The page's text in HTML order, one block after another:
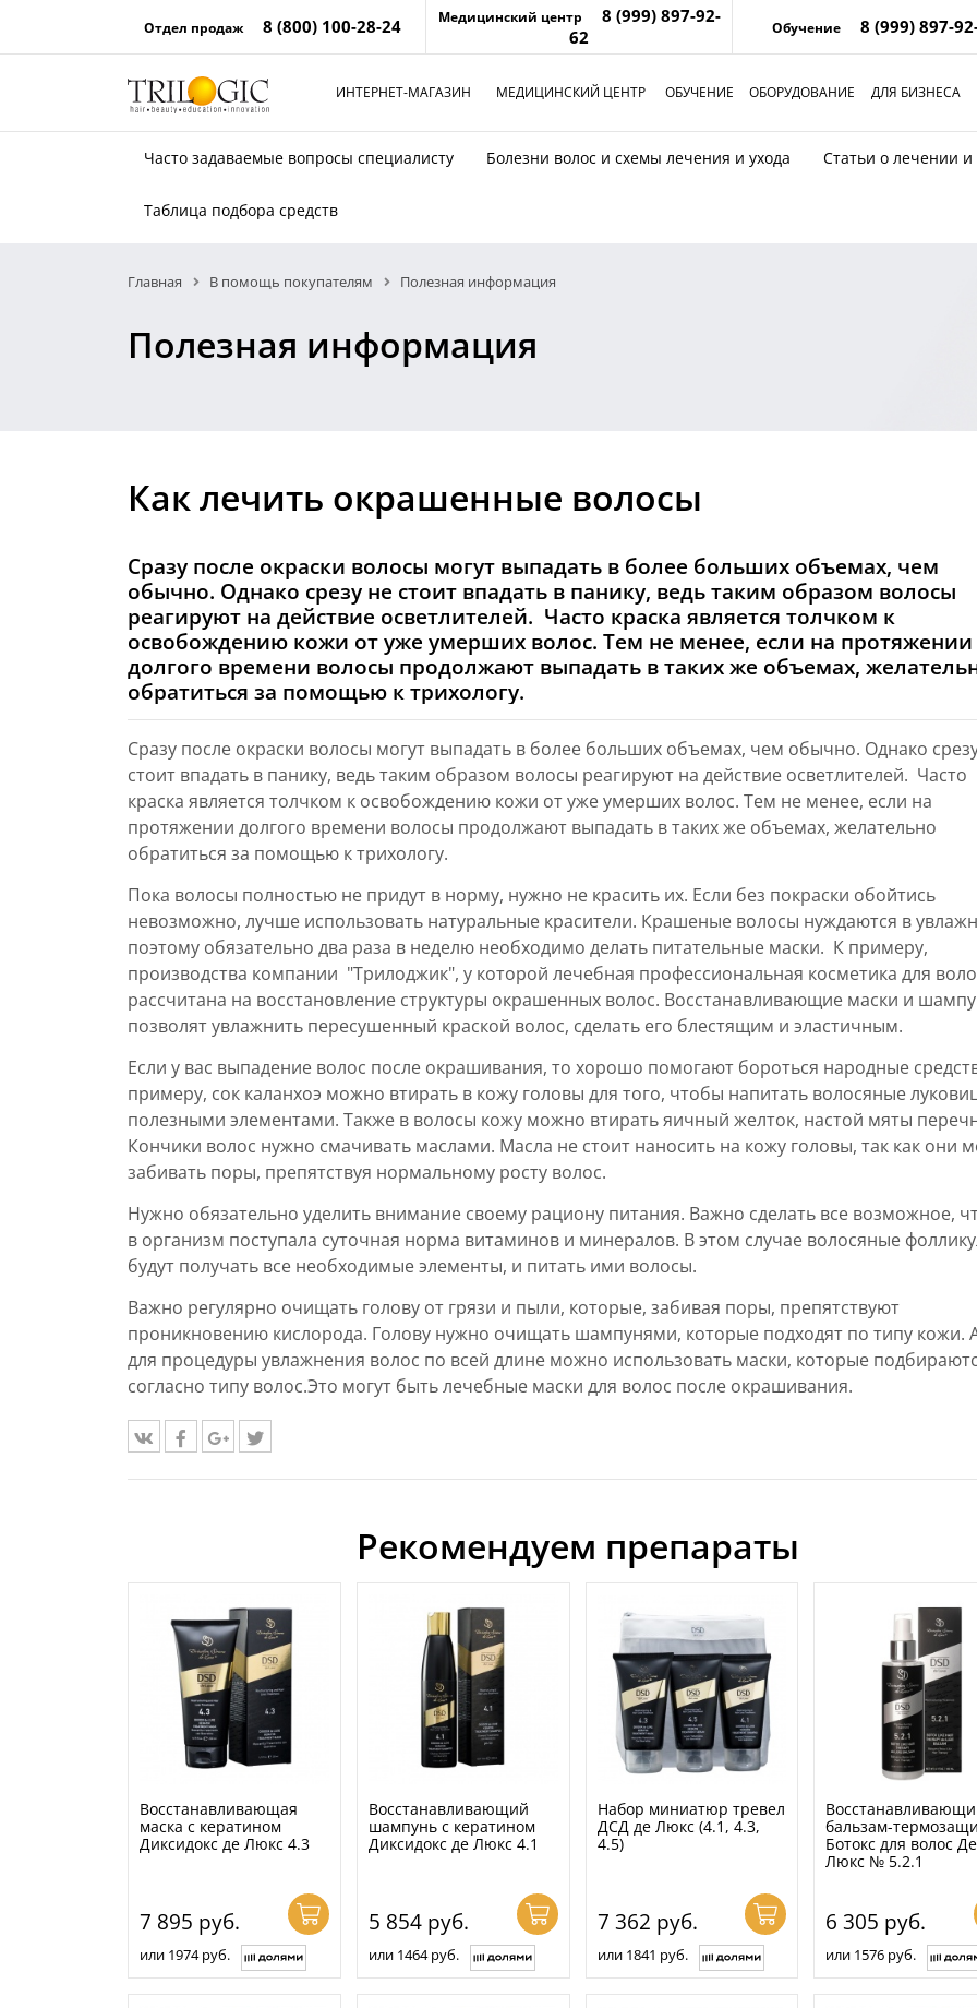
Отдел продаж 8 (800) 100-28-24 Медицинский центр
8 (999) 897-92-
62
Обучение 8 (999) 897-
ИНТЕРНЕТ-МАГАЗИН МЕДИЦИНСКИЙ ЦЕНТР ОБУЧЕНИЕ ОБОРУДОВАНИЕ ДЛЯ БИЗНЕСА
Часто задаваемые вопросы специалисту Болезни волос и схемы лечения и ухода Статьи о лечении и
Таблица подбора средств
Главная В помощь покупателям Полезная информация
Полезная информация
Как лечить окрашенные волосы
Сразу после окраски волосы могут выпадать в более больших объемах, чем
обычно. Однако срезу не стоит впадать в панику, ведь таким образом волосы
реагируют на действие осветлителей. Часто краска является толчком к
освобождению кожи от уже умерших волос. Тем не менее, если на протяжении
долгого времени волосы продолжают выпадать в таких же объемах,
обратиться за помощью к трихологу.
Сразу после окраски волосы могут выпадать в более больших объемах, чем обычно. Однако
стоит впадать в панику, ведь таким образом волосы реагируют на действие осветлителей. Часто
краска является толчком к освобождению кожи от уже умерших волос. Тем не менее, если на
протяжении долгого времени волосы продолжают выпадать в таких же объемах, желательно
обратиться за помощью к трихологу.
Пока волосы полностью не придут в норму, нужно не красить их. Если без покраски обойтись
невозможно, лучше использовать натуральные красители. Крашеные волосы нуждаются в
поэтому обязательно два раза в неделю необходимо делать питательные маски. К примеру,
производства компании "Трилоджик", у которой лечебная профессиональная косметика для
рассчитана на восстановление структуры окрашенных волос. Восстанавливающие маски и
позволят увлажнить пересушенный краской волос, сделать его блестящим и эластичным.
Если у вас выпадение волос после окрашивания, то хорошо помогают бороться народные
примеру, сок каланхоэ можно втирать в кожу головы для того, чтобы напитать волосяные
полезными элементами. Также в волосы кожу можно втирать яичный желток, настой мяты
Кончики волос нужно смачивать маслами. Масла не стоит наносить на кожу головы, так как они
забивать поры, препятствуя нормальному росту волос.
Нужно обязательно уделить внимание своему рациону питания. Важно сделать все возможное,
в организм поступала суточная норма витаминов и минералов. В этом случае волосяные
будут получать все необходимые элементы, и питать ими волосы.
Важно регулярно очищать голову от грязи и пыли, которые, забивая поры, препятствуют
проникновению кислорода. Голову нужно очищать шампунями, которые подходят по типу кожи.
для процедуры увлажнения волос по всей длине можно использовать маски, которые
согласно типу волос.Это могут быть лечебные маски для волос после окрашивания.
Рекомендуем препараты
Восстанавливающая
маска с кератином
Диксидокс де Люкс 4.3
7 895 руб.
или 1974 руб.
Восстанавливающий
шампунь с кератином
Диксидокс де Люкс 4.1
5 854 руб.
или 1464 руб.
Набор миниатюр тревел
ДСД де Люкс (4.1, 4.3,
4.5)
7 362 руб.
или 1841 руб.
бальзам-
Ботокс для волос Де
Люкс № 5.2.1
6 305 руб.
или 1576 руб.